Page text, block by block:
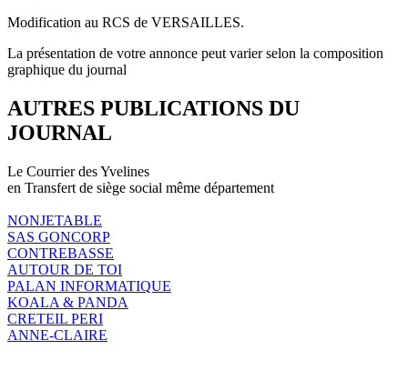
Modification au RCS de VERSAILLES.
La présentation de votre annonce peut varier selon la composition
graphique du journal
AUTRES PUBLICATIONS DU
JOURNAL
Le Courrier des Yvelines
en Transfert de siège social même département
NONJETABLE
SAS GONCORP
CONTREBASSE
AUTOUR DE TOI
PALAN INFORMATIQUE
KOALA & PANDA
CRETEIL PERI
ANNE-CLAIRE